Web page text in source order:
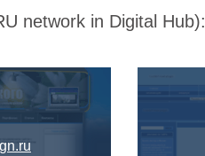
network in Digital Hub):